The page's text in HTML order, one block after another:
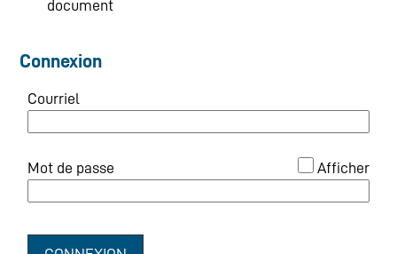
document
Connexion
Courriel
Mot de passe Afficher